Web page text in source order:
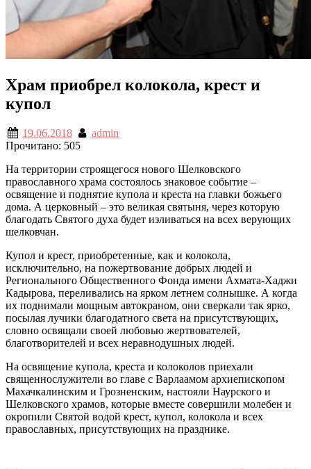
Храм приобрел колокола, крест и
купол
19.06.2018
admin
Прочитано: 505
На территории строящегося нового Шелковского
православного храма состоялось знаковое событие –
освящение и поднятие купола и креста на главки божьего
дома. А церковный – это великая святыня, через которую
благодать Святого духа будет изливаться на всех верующих
шелковчан.
Купол и крест, приобретенные, как и колокола,
исключительно, на пожертвование добрых людей и
Регионального Общественного Фонда имени Ахмата-Хаджи
Кадырова, переливались на ярком летнем солнышке. А когда
их поднимали мощным автокраном, они сверкали так ярко,
посылая лучики благодатного света на присутствующих,
словно освящали своей любовью жертвователей,
благотворителей и всех неравнодушных людей.
На освящение купола, креста и колоколов приехали
священнослужители во главе с Варлаамом архиепископом
Махачкалинским и Грозненским, настояли Наурского и
Шелковского храмов, которые вместе совершили молебен и
окропили Святой водой крест, купол, колокола и всех
православных, присутствующих на празднике.